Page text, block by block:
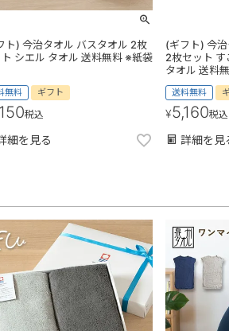
ト) 今治タオル バスタオル 2枚
シエル タオル 送料無料 ※紙袋
無料 ギフト
税込
細を見る
(ギフト) 今
2枚セット
タオル 送料
送料無料
¥5,160税込
詳細を見